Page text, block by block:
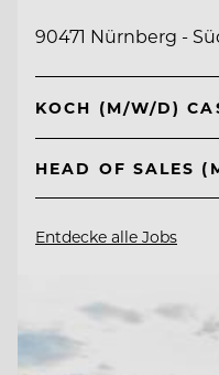
90471 Nürnberg -
KOCH (M/W/D)
HEAD OF SALES
Entdecke alle Jobs